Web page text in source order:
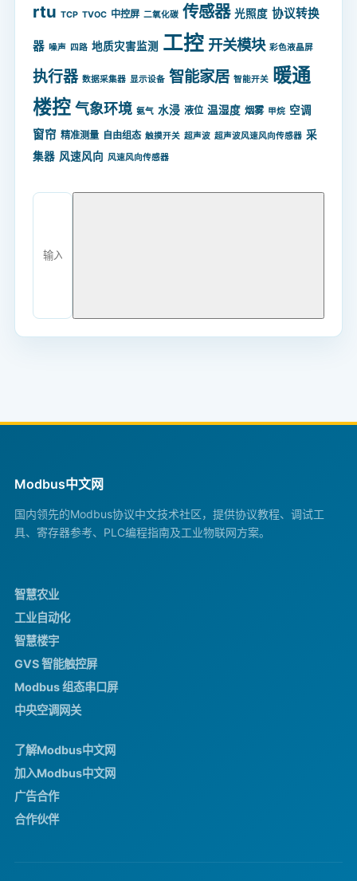
rtu TCP TVOC 中控屏 二氧化碳 传感器 光照度 协议转换
器 噪声 四路 地质灾害监测 工控 开关模块 彩色液晶屏
执行器 数据采集器 显示设备 智能家居 智能开关 暖通
楼控 气象环境 氨气 水浸 液位 温湿度 烟雾 甲烷 空调
窗帘 精准测量 自由组态 触摸开关 超声波 超声波风速风向传感器 采
集器 风速风向 风速风向传感器
Modbus中文网
国内领先的Modbus协议中文技术社区，提供协议教程、调试工
具、寄存器参考、PLC编程指南及工业物联网方案。
智慧农业
工业自动化
智慧楼宇
GVS 智能触控屏
Modbus 组态串口屏
中央空调网关
了解Modbus中文网
加入Modbus中文网
广告合作
合作伙伴